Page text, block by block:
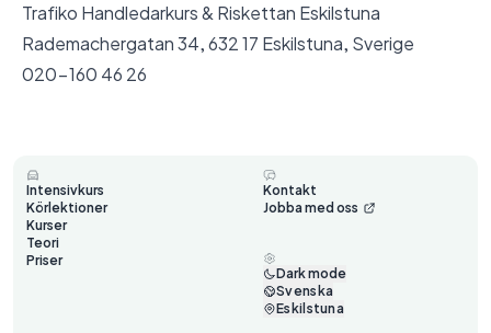
Trafiko Handledarkurs & Riskettan Eskilstuna
Rademachergatan 34, 632 17 Eskilstuna, Sverige
020-160 46 26
Intensivkurs
Körlektioner
Kurser
Teori
Priser
Kontakt
Jobba med oss
Dark mode
Svenska
Eskilstuna